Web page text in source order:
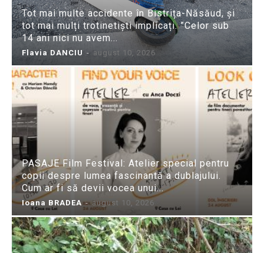
Tot mai multe accidente în Bistrița-Năsăud, și
tot mai mulți trotinetiști implicați. ”Celor sub
14 ani nici nu avem...
Flavia DANCIU - august 10, 2026
PASAJE Film Festival: Atelier special pentru
copii despre lumea fascinantă a dublajului.
Cum ar fi să devii vocea unui...
Ioana BRADEA - august 10, 2026